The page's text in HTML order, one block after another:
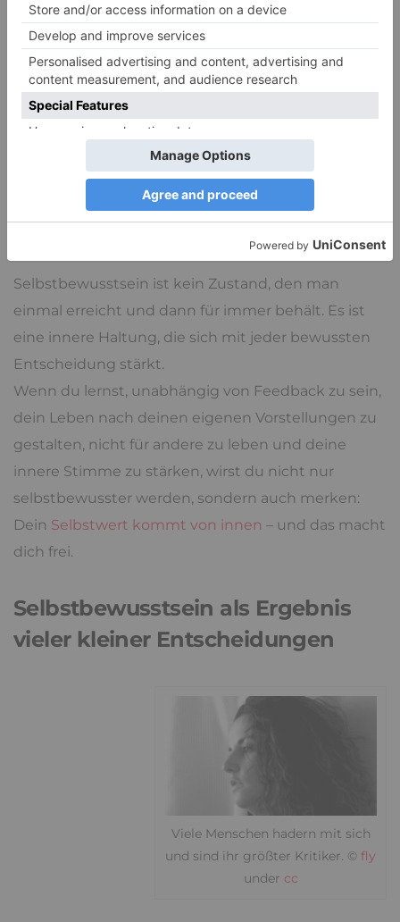
unsicher fühlst, gib dir selbst einen Moment Zeit.
Sag zum Beispiel: »Ich überlege es mir und gebe dir
später Bescheid.« So hast du die Möglichkeit,
bewusst zu entscheiden, statt aus Reflex »Ja« zu
sagen.
Dein Selbstbewusstsein
liegt in deiner Hand
Selbstbewusstsein ist kein Zustand, den man
einmal erreicht und dann für immer behält. Es ist
eine innere Haltung, die sich mit jeder bewussten
Entscheidung stärkt.
Wenn du lernst, unabhängig von Feedback zu sein,
dein Leben nach deinen eigenen Vorstellungen zu
gestalten, nicht für andere zu leben und deine
innere Stimme zu stärken, wirst du nicht nur
selbstbewusster werden, sondern auch merken:
Dein Selbstwert kommt von innen – und das macht
dich frei.
Selbstbewusstsein als Ergebnis
vieler kleiner Entscheidungen
Viele Menschen hadern mit sich
und sind ihr größter Kritiker. © fly
under cc